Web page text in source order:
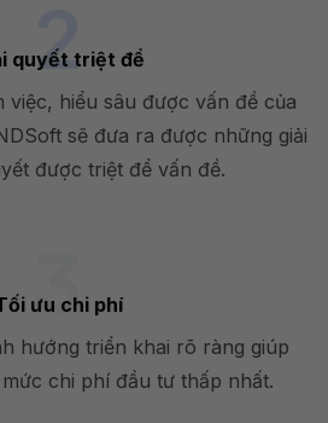
quyết triệt để
việc, hiểu sâu được vấn đề của
sẽ đưa ra được những giải
được triệt để vấn đề.
ưu chi phí
hướng triển khai rõ ràng giúp
chi phí đầu tư thấp nhất.